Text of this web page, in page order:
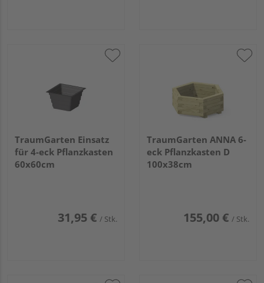
TraumGarten Einsatz
für 4-eck Pflanzkasten
60x60cm
31,95 € / Stk.
TraumGarten ANNA 6-
eck Pflanzkasten D
100x38cm
155,00 € / Stk.